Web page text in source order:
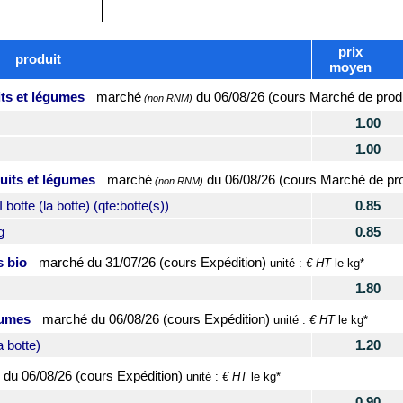
produit
prix
moyen
et légumes
marché(non RNM) du06/08/26 (cours Marché de
1.00
1.00
et légumes
marché(non RNM) du06/08/26 (cours Marché de
(la botte) (qte:botte(s))
0.85
0.85
bio
marché du31/07/26 (cours Expédition) unité : € HTle kg*
1.80
marché du06/08/26 (cours Expédition) unité : € HTle kg*
botte)
1.20
06/08/26 (cours Expédition) unité : € HTle kg*